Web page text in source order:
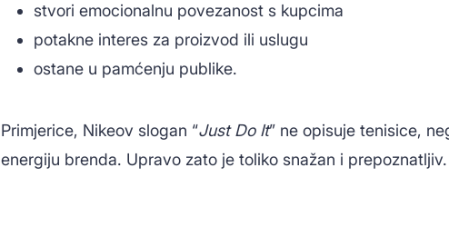
stvori emocionalnu povezanost s kupcima
potakne interes za proizvod ili uslugu
ostane u pamćenju publike.
Primjerice, Nikeov slogan “Just Do It” ne opisuje tenisice,
energiju brenda. Upravo zato je toliko snažan i prepoznatljiv.